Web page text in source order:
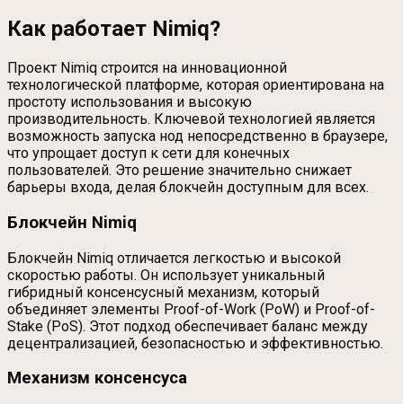
Как работает Nimiq?
Проект Nimiq строится на инновационной
технологической платформе, которая ориентирована на
простоту использования и высокую
производительность. Ключевой технологией является
возможность запуска нод непосредственно в браузере,
что упрощает доступ к сети для конечных
пользователей. Это решение значительно снижает
барьеры входа, делая блокчейн доступным для всех.
Блокчейн Nimiq
Блокчейн Nimiq отличается легкостью и высокой
скоростью работы. Он использует уникальный
гибридный консенсусный механизм, который
объединяет элементы Proof-of-Work (PoW) и Proof-of-
Stake (PoS). Этот подход обеспечивает баланс между
децентрализацией, безопасностью и эффективностью.
Механизм консенсуса